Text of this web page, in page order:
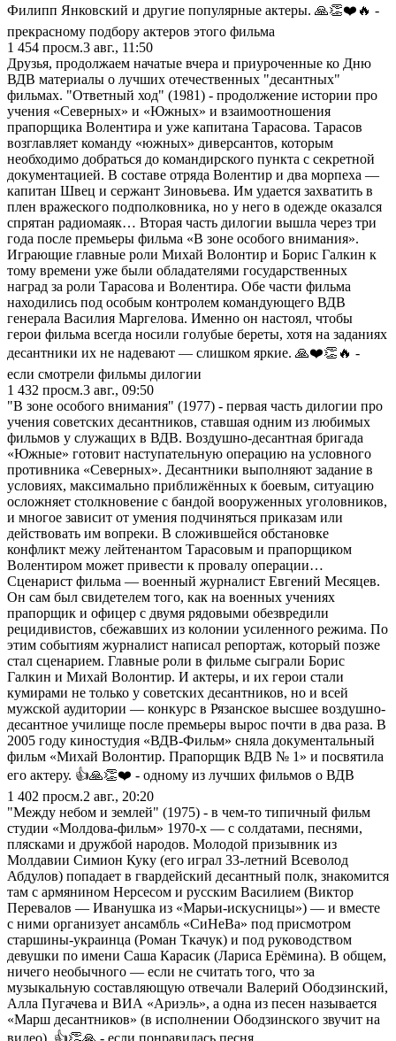
Филипп Янковский и другие популярные актеры. 🙏👏❤️🔥 -
прекрасному подбору актеров этого фильма
1 454 просм.3 авг., 11:50
Друзья, продолжаем начатые вчера и приуроченные ко Дню
ВДВ материалы о лучших отечественных "десантных"
фильмах. "Ответный ход" (1981) - продолжение истории про
учения «Северных» и «Южных» и взаимоотношения
прапорщика Волентира и уже капитана Тарасова. Тарасов
возглавляет команду «южных» диверсантов, которым
необходимо добраться до командирского пункта с секретной
документацией. В составе отряда Волентир и два морпеха —
капитан Швец и сержант Зиновьева. Им удается захватить в
плен вражеского подполковника, но у него в одежде оказался
спрятан радиомаяк… Вторая часть дилогии вышла через три
года после премьеры фильма «В зоне особого внимания».
Играющие главные роли Михай Волонтир и Борис Галкин к
тому времени уже были обладателями государственных
наград за роли Тарасова и Волентира. Обе части фильма
находились под особым контролем командующего ВДВ
генерала Василия Маргелова. Именно он настоял, чтобы
герои фильма всегда носили голубые береты, хотя на заданиях
десантники их не надевают — слишком яркие. 🙏❤️👏🔥 -
если смотрели фильмы дилогии
1 432 просм.3 авг., 09:50
"В зоне особого внимания" (1977) - первая часть дилогии про
учения советских десантников, ставшая одним из любимых
фильмов у служащих в ВДВ. Воздушно-десантная бригада
«Южные» готовит наступательную операцию на условного
противника «Северных». Десантники выполняют задание в
условиях, максимально приближённых к боевым, ситуацию
осложняет столкновение с бандой вооруженных уголовников,
и многое зависит от умения подчиняться приказам или
действовать им вопреки. В сложившейся обстановке
конфликт межу лейтенантом Тарасовым и прапорщиком
Волентиром может привести к провалу операции…
Сценарист фильма — военный журналист Евгений Месяцев.
Он сам был свидетелем того, как на военных учениях
прапорщик и офицер с двумя рядовыми обезвредили
рецидивистов, сбежавших из колонии усиленного режима. По
этим событиям журналист написал репортаж, который позже
стал сценарием. Главные роли в фильме сыграли Борис
Галкин и Михай Волонтир. И актеры, и их герои стали
кумирами не только у советских десантников, но и всей
мужской аудитории — конкурс в Рязанское высшее воздушно-
десантное училище после премьеры вырос почти в два раза. В
2005 году киностудия «ВДВ-Фильм» сняла документальный
фильм «Михай Волонтир. Прапорщик ВДВ № 1» и посвятила
его актеру. 👍🙏👏❤️ - одному из лучших фильмов о ВДВ
1 402 просм.2 авг., 20:20
"Между небом и землей" (1975) - в чем-то типичный фильм
студии «Молдова-фильм» 1970-х — с солдатами, песнями,
плясками и дружбой народов. Молодой призывник из
Молдавии Симион Куку (его играл 33-летний Всеволод
Абдулов) попадает в гвардейский десантный полк, знакомится
там с армянином Нерсесом и русским Василием (Виктор
Перевалов — Иванушка из «Марьи-искусницы») — и вместе
с ними организует ансамбль «СиНеВа» под присмотром
старшины-украинца (Роман Ткачук) и под руководством
девушки по имени Саша Карасик (Лариса Ерёмина). В общем,
ничего необычного — если не считать того, что за
музыкальную составляющую отвечали Валерий Ободзинский,
Алла Пугачева и ВИА «Ариэль», а одна из песен называется
«Марш десантников» (в исполнении Ободзинского звучит на
видео). 👍👏🙏 - если понравилась песня